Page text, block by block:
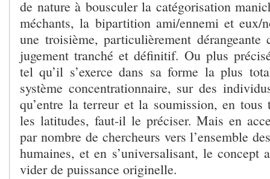
de nature à bousculer la catégorisation
méchants, la bipartition ami/ennemi et eux/
une troisième, particulièrement
jugement tranché et définitif. Ou plus
tel qu’il s’exerce dans sa forme la plus
système concentrationnaire, sur des
qu’entre la terreur et la soumission, en tous
les latitudes, faut-il le préciser. Mais en
par nombre de chercheurs vers l’ensemble
humaines, et en s’universalisant, le concept
vider de puissance originelle.